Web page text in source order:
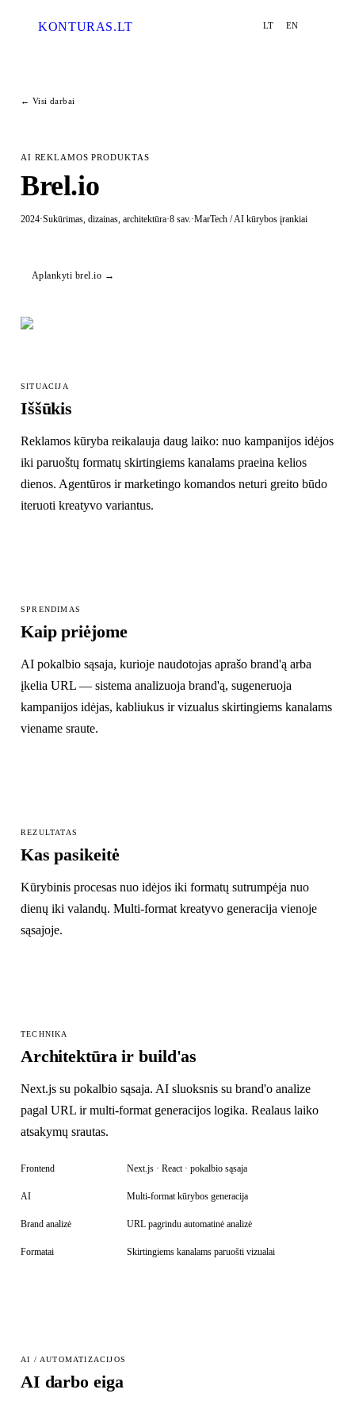
KONTURAS.LT LT EN
Procesas
Užklausa
← Visi darbai
AI REKLAMOS PRODUKTAS
Brel.io
2024·Sukūrimas, dizainas, architektūra·8 sav. ·MarTech / AI kūrybos įrankiai
Aplankyti brel.io →
SITUACIJA
Iššūkis
Reklamos kūryba reikalauja daug laiko: nuo kampanijos idėjos
iki paruoštų formatų skirtingiems kanalams praeina kelios
dienos. Agentūros ir marketingo komandos neturi greito būdo
iteruoti kreatyvo variantus.
SPRENDIMAS
Kaip priėjome
AI pokalbio sąsaja, kurioje naudotojas aprašo brand'ą arba
įkelia URL — sistema analizuoja brand'ą, sugeneruoja
kampanijos idėjas, kabliukus ir vizualus skirtingiems kanalams
viename sraute.
REZULTATAS
Kas pasikeitė
Kūrybinis procesas nuo idėjos iki formatų sutrumpėja nuo
dienų iki valandų. Multi-format kreatyvo generacija vienoje
sąsajoje.
TECHNIKA
Architektūra ir build'as
Next.js su pokalbio sąsaja. AI sluoksnis su brand'o analize
pagal URL ir multi-format generacijos logika. Realaus laiko
atsakymų srautas.
Frontend Next.js · React · pokalbio sąsaja
AI Multi-format kūrybos generacija
Brand analizė URL pagrindu automatinė analizė
Formatai Skirtingiems kanalams paruošti vizualai
AI / AUTOMATIZACIJOS
AI darbo eiga